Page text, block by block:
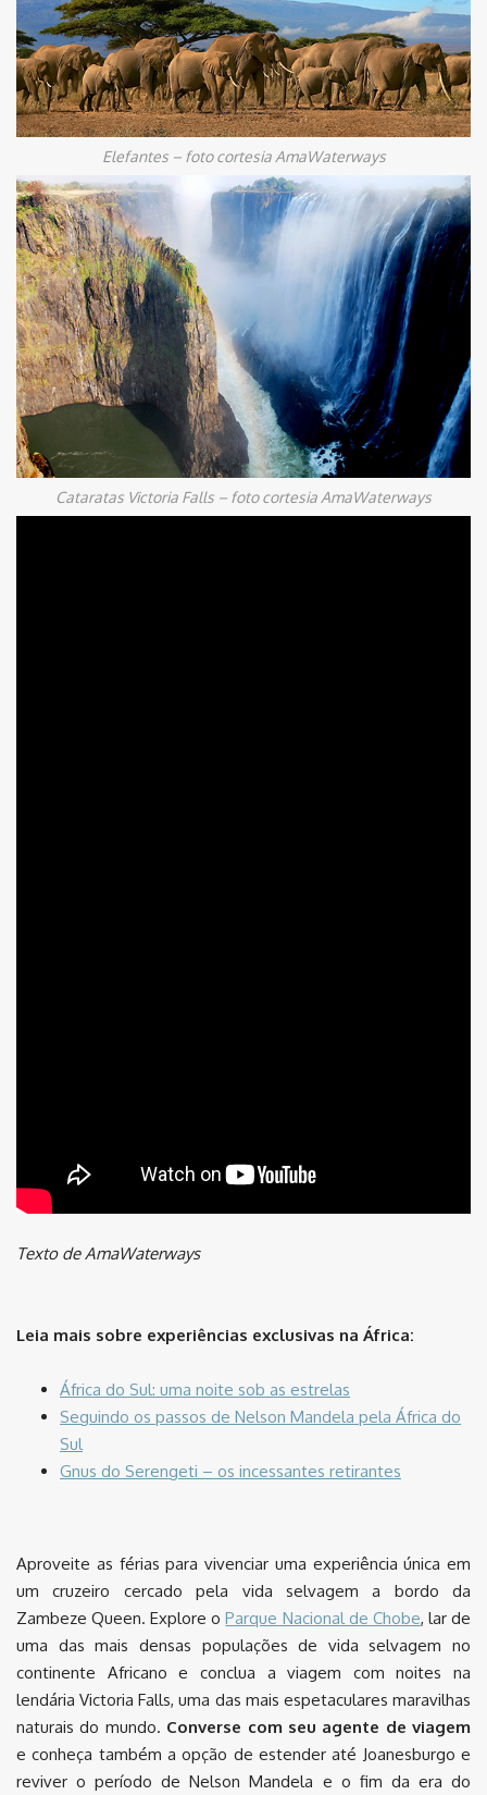
Elefantes – foto cortesia AmaWaterways
Cataratas Victoria Falls – foto cortesia AmaWaterways
Texto de AmaWaterways
Leia mais sobre experiências exclusivas na África:
África do Sul: uma noite sob as estrelas
Seguindo os passos de Nelson Mandela pela África do
Sul
Gnus do Serengeti – os incessantes retirantes
Aproveite as férias para vivenciar uma experiência única em
umcruzeiro cercado pela vida selvagem a bordo da
Zambeze Queen. Explore oParque Nacional de Chobe, lar de
uma das mais densas populações de vida selvagem no
continente Africano e conclua a viagem com noites na
lendária Victoria Falls, uma das mais espetaculares maravilhas
naturais do mundo. Converse com seu agente de viagem
e conheça também a opção de estender até Joanesburgo e
reviver o período de Nelson Mandela e o fim da era do